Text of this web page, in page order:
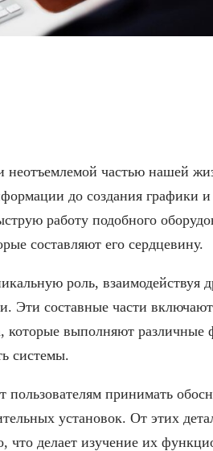
частью нашей
до создания графики
работу подобного
составляют его сердцевину.
роль, взаимодействуя
Эти составные части
которые выполняют
системы.
пользователям принимать
установок. От этих
что делает изучение их